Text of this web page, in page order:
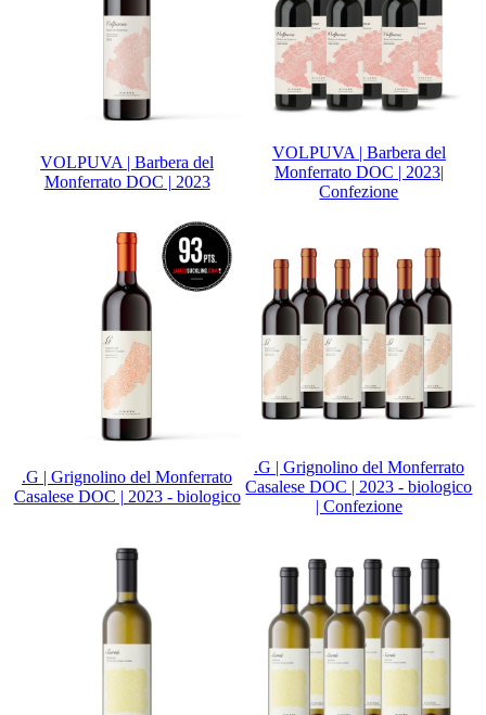
VOLPUVA | Barbera del
Monferrato DOC | 2023
VOLPUVA | Barbera del
Monferrato DOC | 2023|
Confezione
.G | Grignolino del Monferrato
Casalese DOC | 2023 - biologico
.G | Grignolino del Monferrato
Casalese DOC | 2023 - biologico
| Confezione